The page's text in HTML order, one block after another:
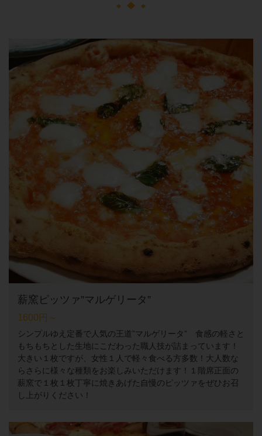
薪窯ピッツァ”マルゲリータ”
1600円～
シンプルゆえ定番で人気の王道”マルゲリータ” 食感の軽さと
もちもちとした生地にこだわった職人技が詰まっています！
大きい１枚ですが、女性１人で軽々食べる方多数！大人数な
らさらに様々な種類をお楽しみいただけます！１階席正面の
薪窯で１枚１枚丁寧に焼きあげた自慢のピッツァをぜひお召
し上がりください！